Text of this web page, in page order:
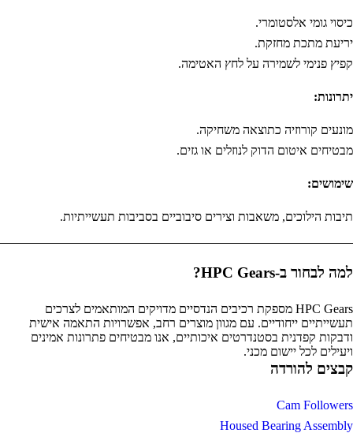
כיסוי גומי אלסטומרי.
יריעת מתכת מחזקת.
קפיץ פנימי לשמירה על לחץ האטימה.
יתרונות:
מונעים קורוזיה כתוצאה משחיקה.
מבטיחים איטום הדוק לנוזלים או גזים.
שימושים:
תיבות הילוכים, משאבות וצירים סיבוביים בסביבות תעשייתיות.
למה לבחור ב-HPC Gears?
HPC Gears מספקת רכיבים הנדסיים מדויקים המותאמים לצרכים
תעשייתיים ייחודיים. עם מגוון מוצרים רחב, אפשרויות התאמה אישית
ודבקות קפדנית בסטנדרטים איכותיים, אנו מבטיחים פתרונות אמינים
ויעילים לכל יישום מכני.
קבצים להורדה
Cam Followers
Housed Bearing Assembly